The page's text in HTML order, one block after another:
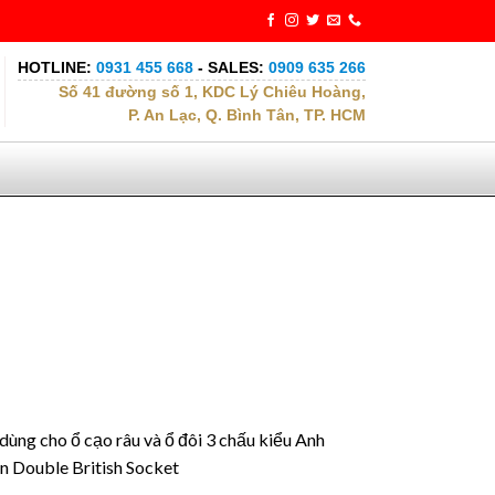
HOTLINE: 0931 455 668 - SALES: 0909 635 266
Số 41 đường số 1, KDC Lý Chiêu Hoàng,
P. An Lạc, Q. Bình Tân, TP. HCM
cho ổ cạo râu và ổ đôi 3 chấu kiểu Anh
Double British Socket